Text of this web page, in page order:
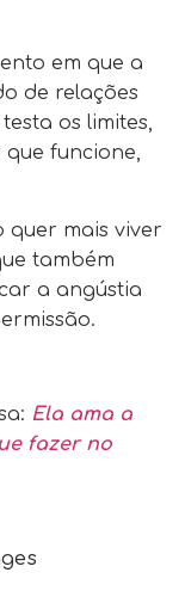
em que a
de relações
os limites,
que funcione,
quer mais viver
também
a angústia
Ela ama a
fazer no